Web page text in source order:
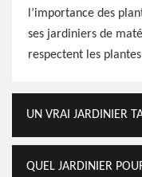
l’importance des
ses jardiniers de
respectent les
UN VRAI JARDINIER
QUEL JARDINIER